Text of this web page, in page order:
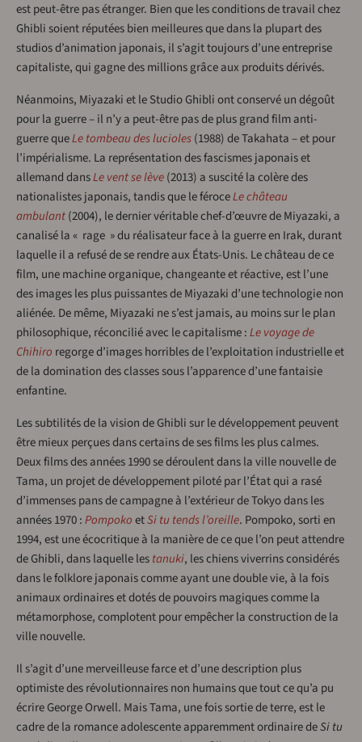
est peut-être pas étranger. Bien que les conditions de travail chez
Ghibli soient réputées bien meilleures que dans la plupart des
studios d’animation japonais, il s’agit toujours d’une entreprise
capitaliste, qui gagne des millions grâce aux produits dérivés.
Néanmoins, Miyazaki et le Studio Ghibli ont conservé un dégoût
pour la guerre – il n’y a peut-être pas de plus grand film anti-
guerre queLe tombeau des lucioles(1988) de Takahata – et pour
l’impérialisme. La représentation des fascismes japonais et
allemand dansLe vent se lève(2013) a suscité la colère des
nationalistes japonais, tandis que le féroceLe château
ambulant(2004), le dernier véritable chef-d’œuvre de Miyazaki, a
canalisé la « rage » du réalisateur face à la guerre en Irak, durant
laquelle il a refusé de se rendre aux États-Unis. Le château de ce
film, une machine organique, changeante et réactive, est l’une
des images les plus puissantes de Miyazaki d’une technologie non
aliénée. De même, Miyazaki ne s’est jamais, au moins sur le plan
philosophique, réconcilié avec le capitalisme :Le voyage de
Chihiro regorge d’images horribles de l’exploitation industrielle et
de la domination des classes sous l’apparence d’une fantaisie
enfantine.
Les subtilités de la vision de Ghibli sur le développement peuvent
être mieux perçues dans certains de ses films les plus calmes.
Deux films des années 1990 se déroulent dans la ville nouvelle de
Tama, un projet de développement piloté par l’État qui a rasé
d’immenses pans de campagne à l’extérieur de Tokyo dans les
années 1970 :PompokoetSi tu tends l’oreille. Pompoko, sorti en
1994, est une écocritique à la manière de ce que l’on peut attendre
de Ghibli, dans laquelle lestanuki, les chiens viverrins considérés
dans le folklore japonais comme ayant une double vie, à la fois
animaux ordinaires et dotés de pouvoirs magiques comme la
métamorphose, complotent pour empêcher la construction de la
ville nouvelle.
Il s’agit d’une merveilleuse farce et d’une description plus
optimiste des révolutionnaires non humains que tout ce qu’a pu
écrire George Orwell. Mais Tama, une fois sortie de terre, est le
cadre de la romance adolescente apparemment ordinaire deSi tu